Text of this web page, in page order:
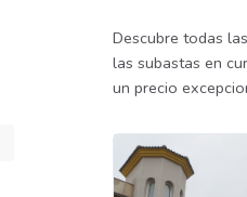
Descubre todas las
las subastas en
un precio